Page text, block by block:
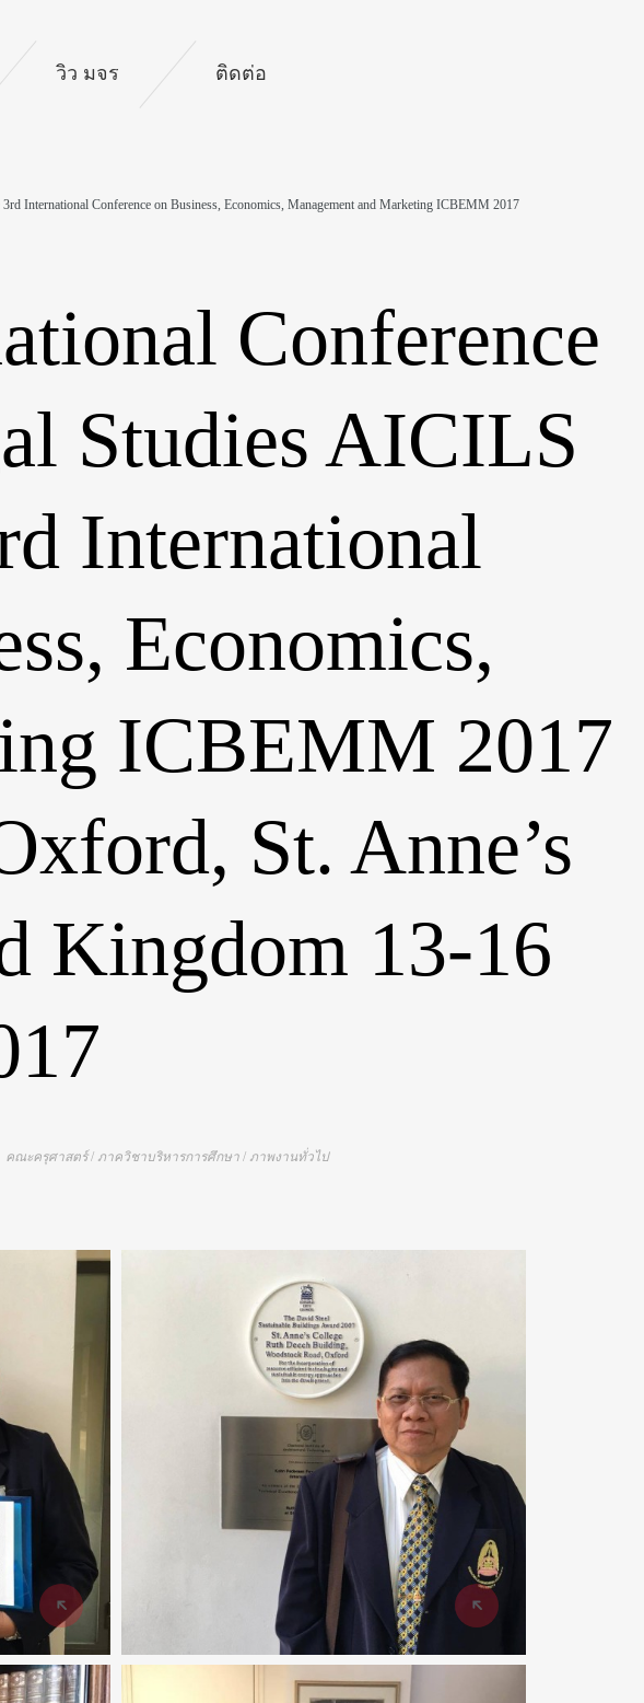
วิว มจร ติดต่อ
International Conference on Business, Economics, Management and Marketing ICBEMM 2017
Conference
Studies AICILS
International
Economics,
ICBEMM 2017
St. Anne’s
Kingdom 13-16
คณะครุศาสตร์/ ภาควิชาบริหารการศึกษา/ ภาพงานทั่วไป